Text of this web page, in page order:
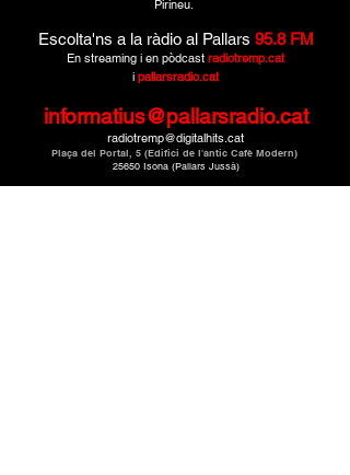
Pirineu.
Escolta'ns a la ràdio al Pallars 95.8 FM
En streaming i en pòdcast radiotremp.cat
i pallarsradio.cat
informatius@pallarsradio.cat
radiotremp@digitalhits.cat
Plaça del Portal, 5 (Edifici de l'antic Cafè Modern)
25650 Isona (Pallars Jussà)